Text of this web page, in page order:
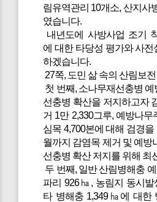
림유역관리 10개소, 산지사
였습니다.
내년도에 사방사업 조기
에 대한 타당성 평가와 사전
하겠습니다.
27쪽, 도민 삶 속의 산림보
첫 번째, 소나무재선충병
선충병 확산을 저지하고자
거 1만 2,330그루, 예방나무
심목 4,700본에 대해 검경
월까지 감염목 제거 및 예방
선충병 확산 저지를 위해 최
두 번째, 일반 산림병해충
파리 926㏊, 농림지 동시발
타 병해충 1,349㏊에 대한